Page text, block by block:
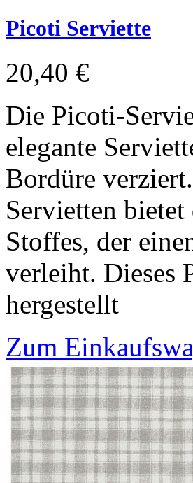
Picoti Serviette
20,40 €
Die Picoti-
elegante
Bordüre
Servietten
Stoffes, der
verleiht. Dieses
hergestellt
Zum